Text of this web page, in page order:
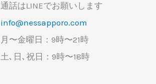
通話はLINEでお願いします
info@nessapporo.com
月〜金曜日：9時〜21時
土､日､祝日：9時〜18時